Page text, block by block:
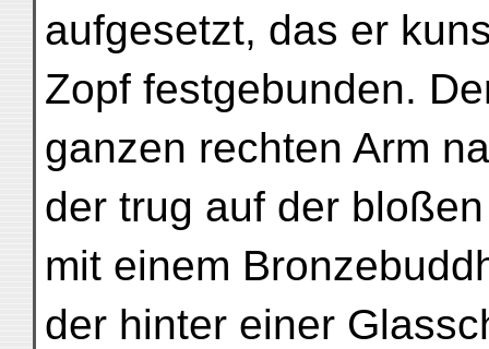
aufgesetzt, das er
Zopf festgebunden.
ganzen rechten Arm
der trug auf der
mit einem
der hinter einer